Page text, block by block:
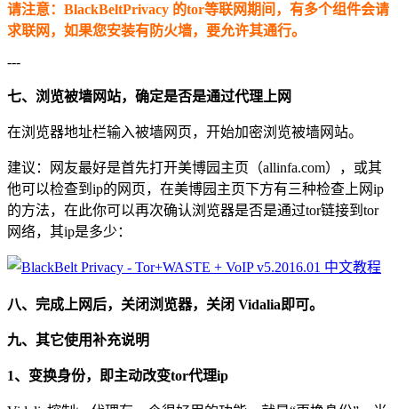
请注意：BlackBeltPrivacy 的tor等联网期间，有多个组件会请
求联网，如果您安装有防火墙，要允许其通行。
---
七、浏览被墙网站，确定是否是通过代理上网
在浏览器地址栏输入被墙网页，开始加密浏览被墙网站。
建议：网友最好是首先打开美博园主页（allinfa.com），或其
他可以检查到ip的网页，在美博园主页下方有三种检查上网ip
的方法，在此你可以再次确认浏览器是否是通过tor链接到tor
网络，其ip是多少：
八、完成上网后，关闭浏览器，关闭 Vidalia即可。
九、其它使用补充说明
1、变换身份，即主动改变tor代理ip